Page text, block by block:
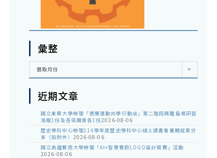
彙整
彙
選取月份
近期文章
國立東華大學辦理「適應運動共學行動站」第二階段與離島場研習
海報1份及各區簡章各1份2026-08-06
歷史學科中心辦理114學年度歷史學科中心線上讀書會暑期成果分
享（如附件） 2026-08-06
國立高雄餐旅大學辦理「AI+智慧餐飲LOGO設計競賽」活動
2026-08-06